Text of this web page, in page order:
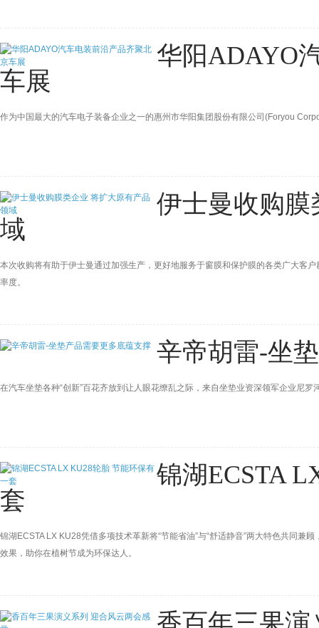
华阳ADAYO
车展
作为中国最大的汽车电子装备企业之一的惠州市华阳集团股份有限公司(Foryou
伊士曼收购
域
本次收购将有助于伊士曼通过加强生产，更好地服务于窗膜和保护膜的各类广大客
率度。
辛帝胡雷-坐
在汽车坐垫各种“创新”百花齐放到让人眼花缭乱之际，来自坐垫业资深领军企业尼
锦湖ECSTA
套
锦湖ECSTA LX KU28凭借多项技术革新将“节能省油”与“舒适静音”两大特色共同
效果，助你在植树节成为环保达人。